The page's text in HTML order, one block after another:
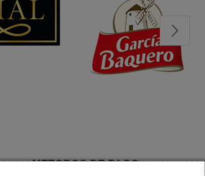
METODOS DE PAGO